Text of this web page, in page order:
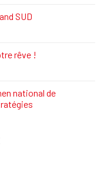
SUD
rêve !
national de